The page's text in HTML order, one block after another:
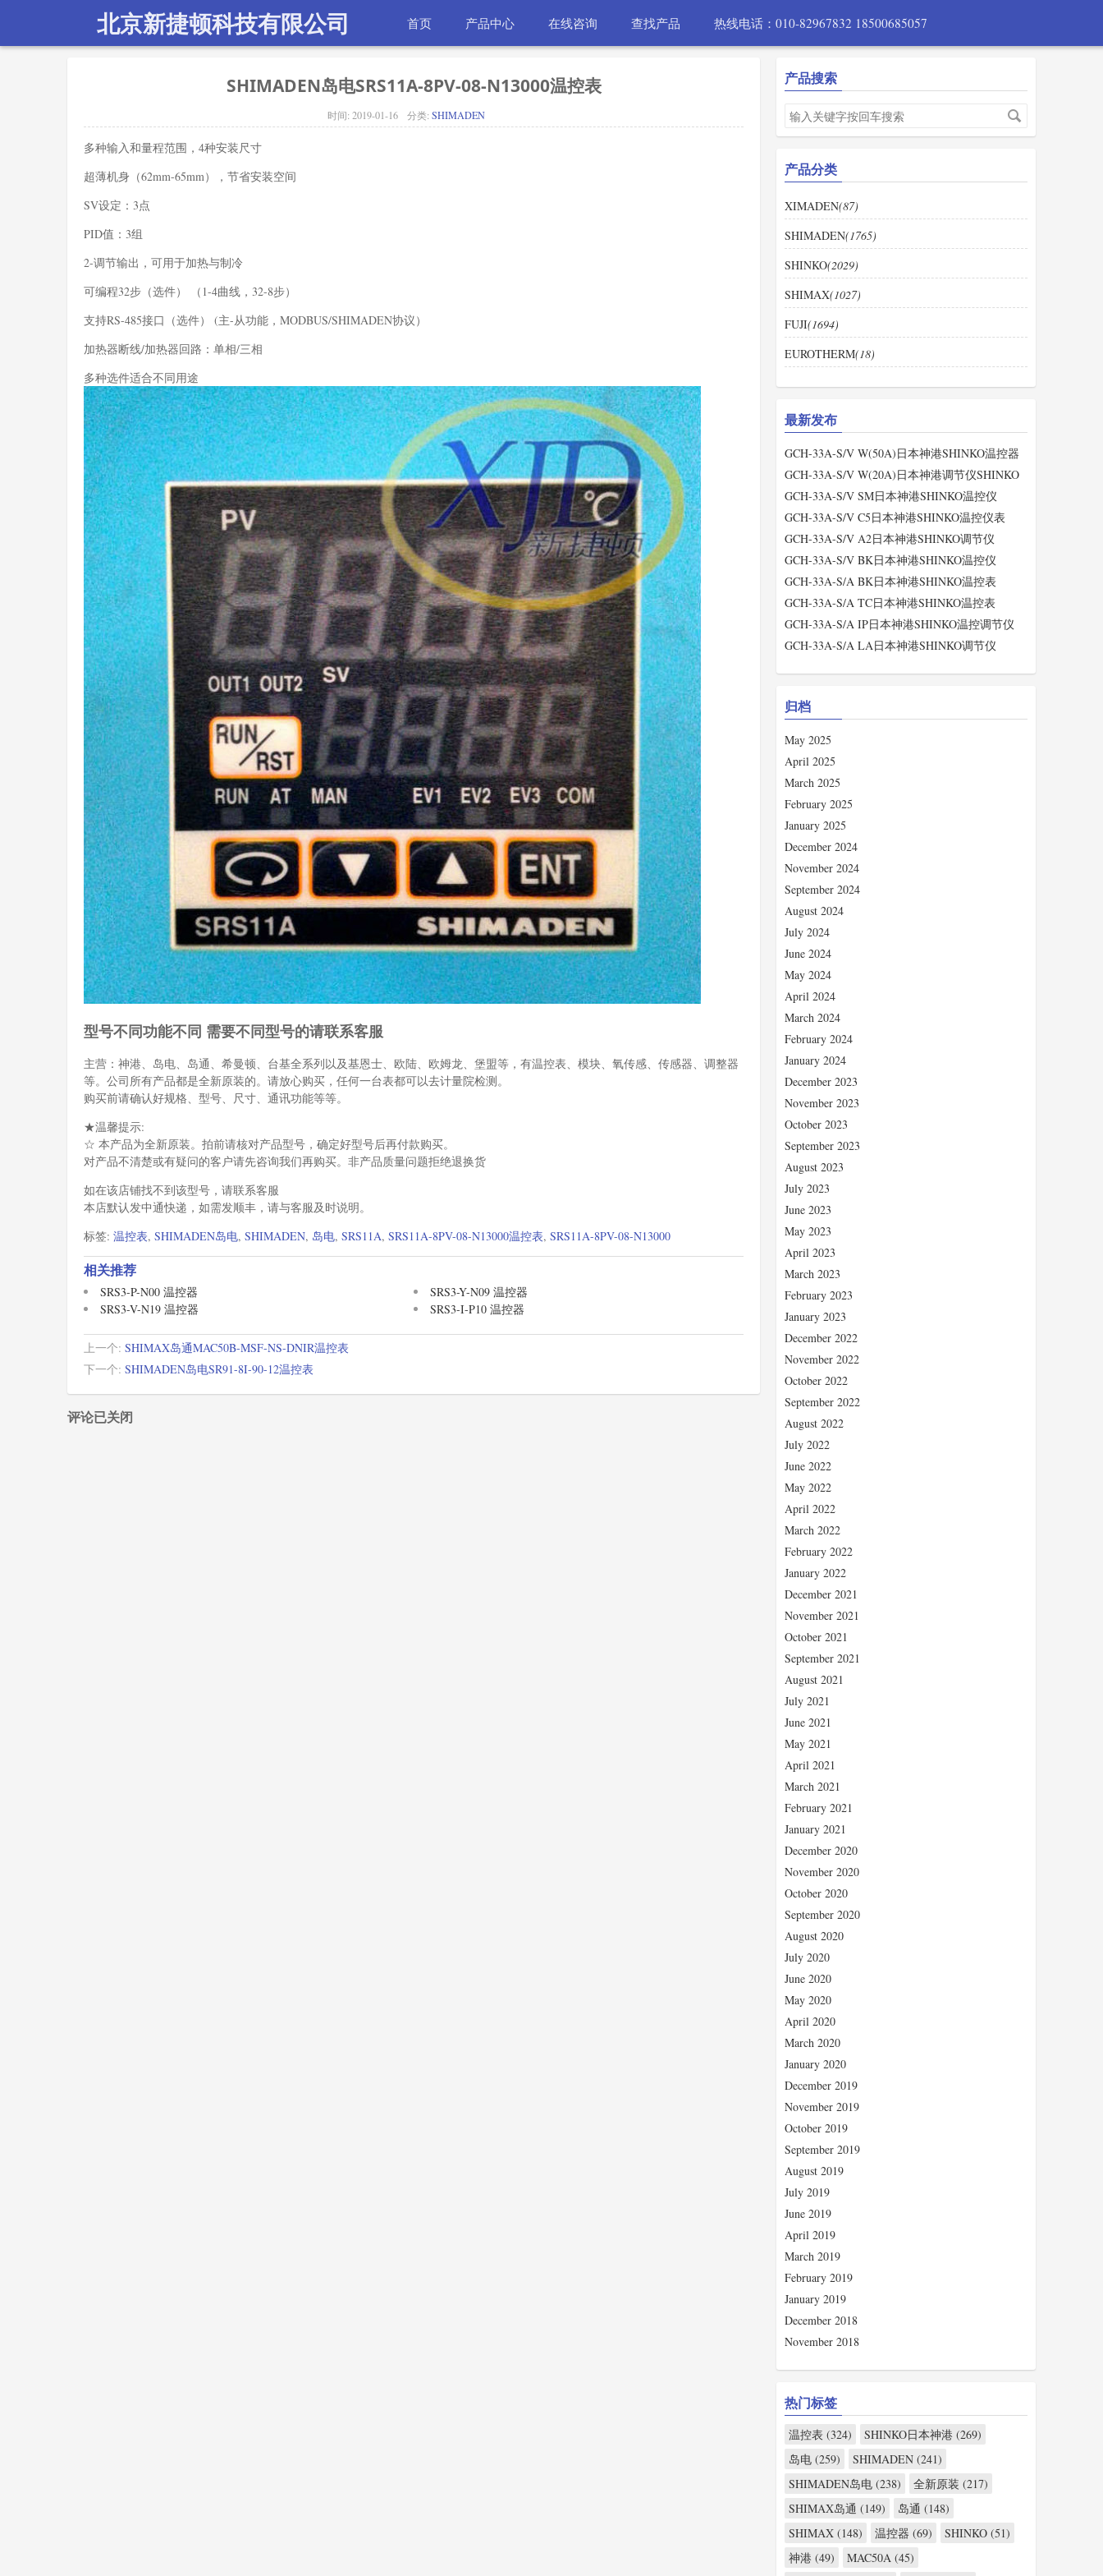
北京新捷顿科技有限公司 首页 产品中心 在线咨询 查找产品 热线电话：010-82967832 18500685057
SHIMADEN岛电SRS11A-8PV-08-N13000温控表
时间: 2019-01-16 分类: SHIMADEN
多种输入和量程范围，4种安装尺寸
超薄机身（62mm-65mm），节省安装空间
SV设定：3点
PID值：3组
2-调节输出，可用于加热与制冷
可编程32步（选件） （1-4曲线，32-8步）
支持RS-485接口（选件） (主-从功能，MODBUS/SHIMADEN协议）
加热器断线/加热器回路：单相/三相
多种选件适合不同用途
型号不同功能不同 需要不同型号的请联系客服
主营：神港、岛电、岛通、希曼顿、台基全系列以及基恩士、欧陆、欧姆龙、堡盟等，有温控表、模块、氧传感、传感器、调整器
等。公司所有产品都是全新原装的。请放心购买，任何一台表都可以去计量院检测。
购买前请确认好规格、型号、尺寸、通讯功能等等。
★温馨提示:
☆ 本产品为全新原装。拍前请核对产品型号，确定好型号后再付款购买。
对产品不清楚或有疑问的客户请先咨询我们再购买。非产品质量问题拒绝退换货
如在该店铺找不到该型号，请联系客服
本店默认发中通快递，如需发顺丰，请与客服及时说明。
标签: 温控表, SHIMADEN岛电, SHIMADEN, 岛电, SRS11A, SRS11A-8PV-08-N13000温控表, SRS11A-8PV-08-N13000
相关推荐
SRS3-P-N00 温控器
SRS3-Y-N09 温控器
SRS3-V-N19 温控器
SRS3-I-P10 温控器
上一个: SHIMAX岛通MAC50B-MSF-NS-DNIR温控表
下一个: SHIMADEN岛电SR91-8I-90-12温控表
评论已关闭
产品搜索
产品分类
XIMADEN(87)
SHIMADEN(1765)
SHINKO(2029)
SHIMAX(1027)
FUJI(1694)
EUROTHERM(18)
最新发布
GCH-33A-S/V W(50A)日本神港SHINKO温控器
GCH-33A-S/V W(20A)日本神港调节仪SHINKO
GCH-33A-S/V SM日本神港SHINKO温控仪
GCH-33A-S/V C5日本神港SHINKO温控仪表
GCH-33A-S/V A2日本神港SHINKO调节仪
GCH-33A-S/V BK日本神港SHINKO温控仪
GCH-33A-S/A BK日本神港SHINKO温控表
GCH-33A-S/A TC日本神港SHINKO温控表
GCH-33A-S/A IP日本神港SHINKO温控调节仪
GCH-33A-S/A LA日本神港SHINKO调节仪
归档
May 2025
April 2025
March 2025
February 2025
January 2025
December 2024
November 2024
September 2024
August 2024
July 2024
June 2024
May 2024
April 2024
March 2024
February 2024
January 2024
December 2023
November 2023
October 2023
September 2023
August 2023
July 2023
June 2023
May 2023
April 2023
March 2023
February 2023
January 2023
December 2022
November 2022
October 2022
September 2022
August 2022
July 2022
June 2022
May 2022
April 2022
March 2022
February 2022
January 2022
December 2021
November 2021
October 2021
September 2021
August 2021
July 2021
June 2021
May 2021
April 2021
March 2021
February 2021
January 2021
December 2020
November 2020
October 2020
September 2020
August 2020
July 2020
June 2020
May 2020
April 2020
March 2020
January 2020
December 2019
November 2019
October 2019
September 2019
August 2019
July 2019
June 2019
April 2019
March 2019
February 2019
January 2019
December 2018
November 2018
热门标签
温控表 (324)
SHINKO日本神港 (269)
岛电 (259)
SHIMADEN (241)
SHIMADEN岛电 (238)
全新原装 (217)
SHIMAX岛通 (149)
岛通 (148)
SHIMAX (148)
温控器 (69)
SHINKO (51)
神港 (49)
MAC50A (45)